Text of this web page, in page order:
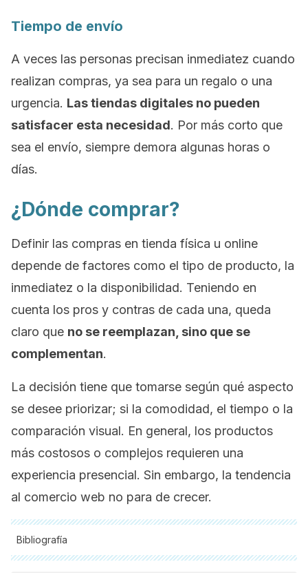
Tiempo de envío
A veces las personas precisan inmediatez cuando
realizan compras, ya sea para un regalo o una
urgencia. Las tiendas digitales no pueden
satisfacer esta necesidad. Por más corto que
sea el envío, siempre demora algunas horas o
días.
¿Dónde comprar?
Definir las compras en tienda física u online
depende de factores como el tipo de producto, la
inmediatez o la disponibilidad. Teniendo en
cuenta los pros y contras de cada una, queda
claro que no se reemplazan, sino que se
complementan.
La decisión tiene que tomarse según qué aspecto
se desee priorizar; si la comodidad, el tiempo o la
comparación visual. En general, los productos
más costosos o complejos requieren una
experiencia presencial. Sin embargo, la tendencia
al comercio web no para de crecer.
Bibliografía
Todas las fuentes citadas fueron revisadas a profundidad por